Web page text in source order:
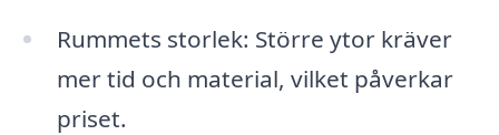
Rummets storlek: Större ytor kräver
mer tid och material, vilket påverkar
priset.